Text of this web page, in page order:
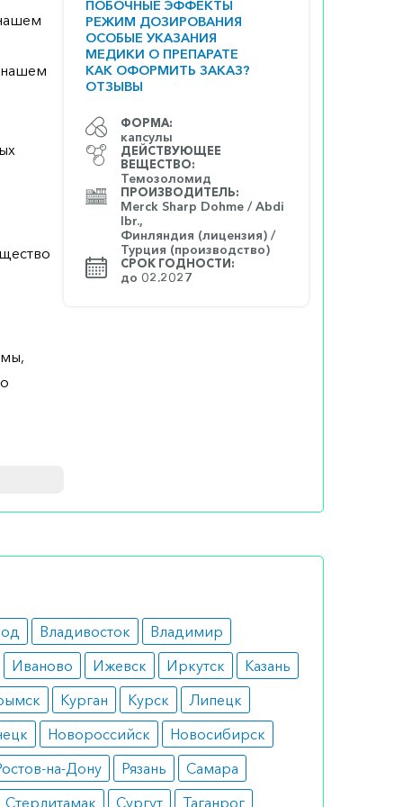
ПОБОЧНЫЕ ЭФФЕКТЫ
РЕЖИМ ДОЗИРОВАНИЯ
ОСОБЫЕ УКАЗАНИЯ
МЕДИКИ О ПРЕПАРАТЕ
КАК ОФОРМИТЬ ЗАКАЗ?
ОТЗЫВЫ
ФОРМА:
капсулы
ДЕЙСТВУЮЩЕЕ
ВЕЩЕСТВО:
Темозоломид
ПРОИЗВОДИТЕЛЬ:
Merck Sharp Dohme / Abdi
Ibr.,
Финляндия (лицензия) /
Турция (производство)
СРОК ГОДНОСТИ:
до 02.2027
нашем
Владивосток
Владимир
Иваново
Ижевск Иркутск
Казань
Курган Курск
Липецк
Новороссийск
Новосибирск
на-Дону
Рязань
Самара
Стерлитамак
Сургут Таганрог